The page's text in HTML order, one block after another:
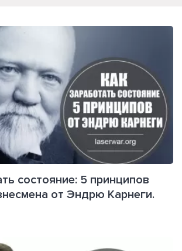
состояние: 5 принципов
от Эндрю Карнеги.